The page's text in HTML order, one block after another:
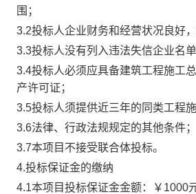
围；
3.2投标人企业财务和经营状况良好
3.3投标人没有列入违法失信企业名
3.4投标人必须应具备建筑工程施工
产许可证；
3.5投标人须提供近三年的 同类工程
3.6法律、行政法规规定的其他条件；
3.7本项目不接受联合体投标。
4.投标保证金的缴纳
4.1本项目投标保证金金额： ￥1000